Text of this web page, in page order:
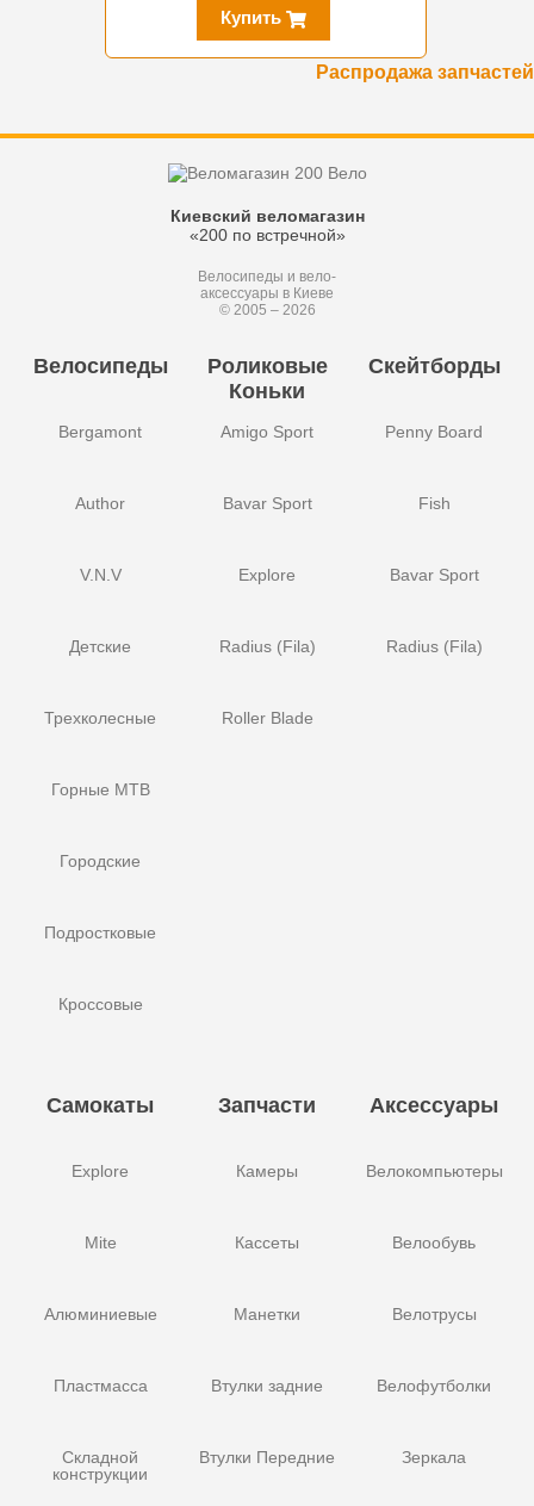
Купить
Распродажа запчастей
Киевский веломагазин
«200 по встречной»
Велосипеды и вело-
аксессуары в Киеве
© 2005 – 2026
Велосипеды
Bergamont
Author
V.N.V
Детские
Трехколесные
Горные MTB
Городские
Подростковые
Кроссовые
Роликовые
Коньки
Amigo Sport
Bavar Sport
Explore
Radius (Fila)
Roller Blade
Скейтборды
Penny Board
Fish
Bavar Sport
Radius (Fila)
Самокаты
Explore
Mite
Алюминиевые
Пластмасса
Складной
конструкции
Запчасти
Камеры
Кассеты
Манетки
Втулки задние
Втулки Передние
Аксессуары
Велокомпьютеры
Велообувь
Велотрусы
Велофутболки
Зеркала